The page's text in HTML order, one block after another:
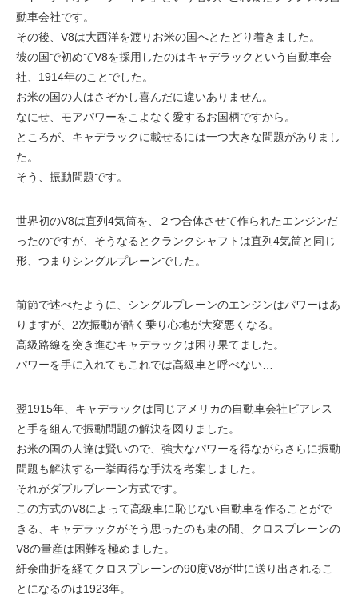
動車会社です。
その後、V8は大西洋を渡りお米の国へとたどり着きました。
彼の国で初めてV8を採用したのはキャデラックという自動車会
社、1914年のことでした。
お米の国の人はさぞかし喜んだに違いありません。
なにせ、モアパワーをこよなく愛するお国柄ですから。
ところが、キャデラックに載せるには一つ大きな問題がありまし
た。
そう、振動問題です。
世界初のV8は直列4気筒を、２つ合体させて作られたエンジンだ
ったのですが、そうなるとクランクシャフトは直列4気筒と同じ
形、つまりシングルプレーンでした。
前節で述べたように、シングルプレーンのエンジンはパワーはあ
りますが、2次振動が酷く乗り心地が大変悪くなる。
高級路線を突き進むキャデラックは困り果てました。
パワーを手に入れてもこれでは高級車と呼べない…
翌1915年、キャデラックは同じアメリカの自動車会社ピアレス
と手を組んで振動問題の解決を図りました。
お米の国の人達は賢いので、強大なパワーを得ながらさらに振動
問題も解決する一挙両得な手法を考案しました。
それがダブルプレーン方式です。
この方式のV8によって高級車に恥じない自動車を作ることがで
きる、キャデラックがそう思ったのも束の間、クロスプレーンの
V8の量産は困難を極めました。
紆余曲折を経てクロスプレーンの90度V8が世に送り出されるこ
とになるのは1923年。